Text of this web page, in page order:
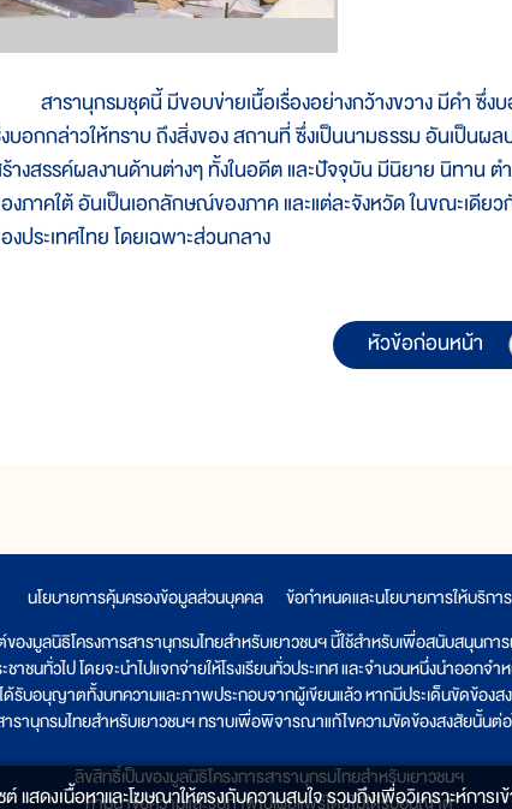
สารานุกรมชุดนี้ มีขอบข่ายเนื้อเรื่องอย่างกว้างขวาง มีคำ ซึ่ง
บอกกล่าวให้ทราบ ถึงสิ่งของ สถานที่ ซึ่งเป็นนามธรรม อันเป็นผ
างสรรค์ผลงานด้านต่างๆ ทั้งในอดีต และปัจจุบัน มีนิยาย นิทาน
งภาคใต้ อันเป็นเอกลักษณ์ของภาค และแต่ละจังหวัด ในขณะเดี
งประเทศไทย โดยเฉพาะส่วนกลาง
หัวข้อก่อนหน้า
นโยบายการคุ้มครองข้อมูลส่วนบุคคล
ข้อกำหนดและนโยบายการให้บริการ
องมูลนิธิโครงการสารานุกรมไทยสำหรับเยาวชนฯ นี้ใช้สำหรับเพื่อสนับสนุนก
ชาชนทั่วไป โดยจะนำไปแจกจ่ายให้โรงเรียนทั่วประเทศ และจำนวนหนึ่งนำออ
รับอนุญาตทั้งบทความและภาพประกอบจากผู้เขียนแล้ว หากมีประเด็นขัดข้องสง
รานุกรมไทยสำหรับเยาวชนฯ ทราบเพื่อพิจารณาแก้ไขความขัดข้องสงสัยนั้นต่
ลิขสิทธิ์เป็นของมูลนิธิโครงการสารานุกรมไทยสำหรับเยาวชนฯ
แสดงเนื้อหาและโฆษณาให้ตรงกับความสนใจ รวมถึงเพื่อวิเคราะห์การเข้